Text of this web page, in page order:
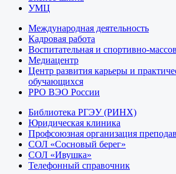
УМЦ
Международная деятельность
Кадровая работа
Воспитательная и спортивно-
Медиацентр
Центр развития карьеры и
обучающихся
РРО ВЭО России
Библиотека РГЭУ (РИНХ)
Юридическая клиника
Профсоюзная организация
СОЛ «Сосновый берег»
СОЛ «Ивушка»
Телефонный справочник